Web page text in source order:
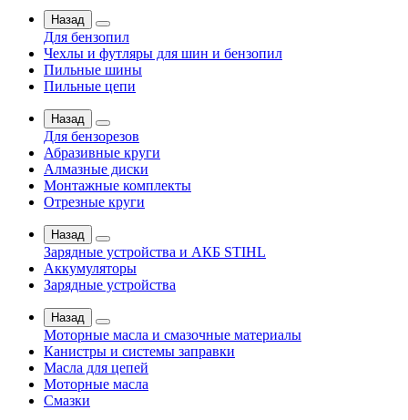
Назад
Для бензопил
Чехлы и футляры для шин и бензопил
Пильные шины
Пильные цепи
Назад
Для бензорезов
Абразивные круги
Алмазные диски
Монтажные комплекты
Отрезные круги
Назад
Зарядные устройства и АКБ STIHL
Аккумуляторы
Зарядные устройства
Назад
Моторные масла и смазочные материалы
Канистры и системы заправки
Масла для цепей
Моторные масла
Смазки